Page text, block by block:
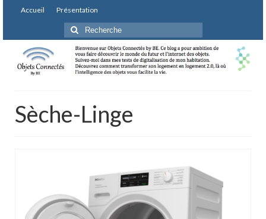
Accueil Présentation
Rechercher
:
Sèche-Linge